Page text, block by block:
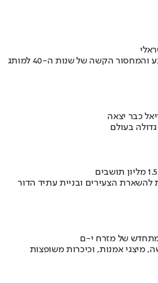
איך אסם הפכה את תקופת הצנע והמחסור הקשה של שנות ה-40 למותג
כבר יצאה
בעולם
להשארת הצעירים ובניית עתיד הדור
של מזרח י-ם
מיצגי אמנות, וכיכרות משופצות